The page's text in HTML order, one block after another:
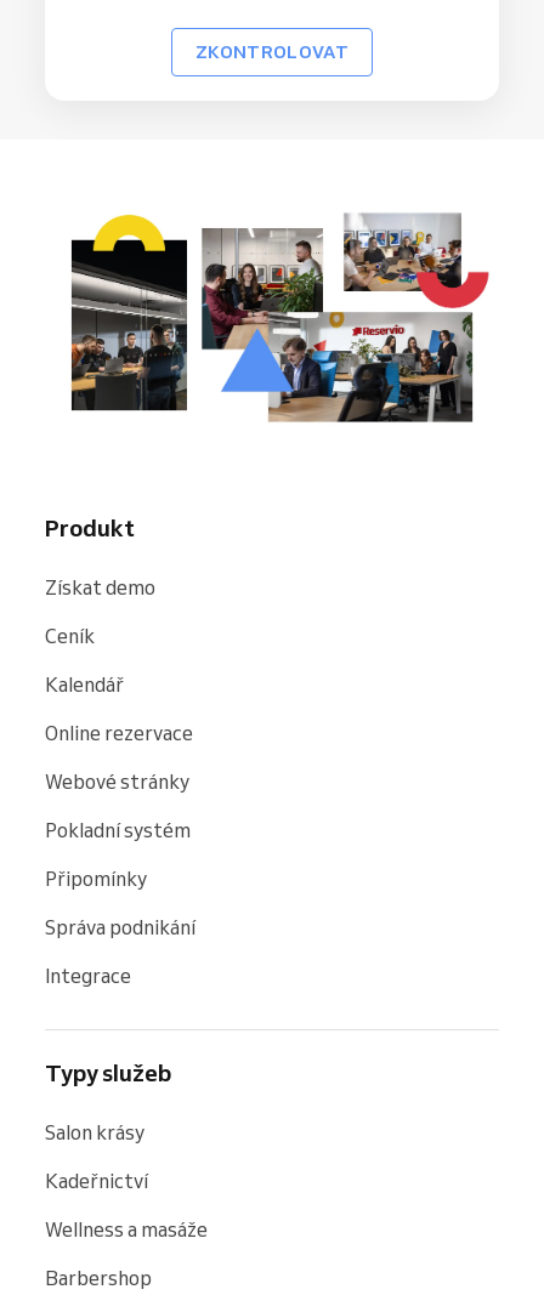
ZKONTROLOVAT
Produkt
Získat demo
Ceník
Kalendář
Online rezervace
Webové stránky
Pokladní systém
Připomínky
Správa podnikání
Integrace
Typy služeb
Salon krásy
Kadeřnictví
Wellness a masáže
Barbershop